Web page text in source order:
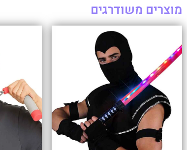
מוצרים משודרגים